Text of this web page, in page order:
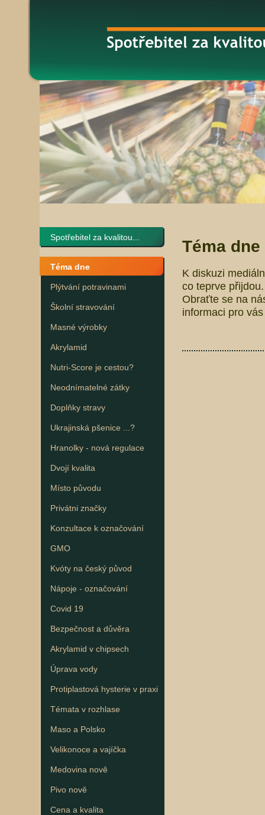
Spotřebitel za kvalitou...
Téma dne
Plýtvání potravinami
Školní stravování
Masné výrobky
Akrylamid
Nutri-Score je cestou?
Neodnímatelné zátky
Doplňky stravy
Ukrajinská pšenice ...?
Hranolky - nová regulace
Dvojí kvalita
Místo původu
Privátni značky
Konzultace k označování
GMO
Kvóty na český původ
Nápoje - označování
Covid 19
Bezpečnost a důvěra
Akrylamid v chipsech
Úprava vody
Protiplastová hysterie v praxi
Témata v rozhlase
Maso a Polsko
Velikonoce a vajíčka
Medovina nově
Pivo nově
Cena a kvalita
Téma dne
K diskuzi
co teprve
Obraťte se na
informaci pro